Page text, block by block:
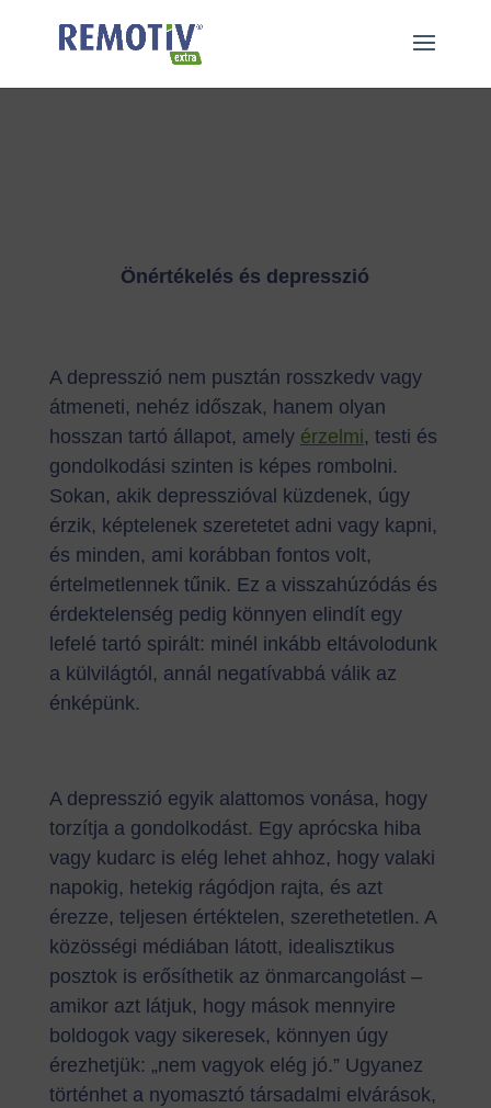
Önértékelés és depresszió
A depresszió nem pusztán rosszkedv vagy
átmeneti, nehéz időszak, hanem olyan
hosszan tartó állapot, amely érzelmi, testi és
gondolkodási szinten is képes rombolni.
Sokan, akik depresszióval küzdenek, úgy
érzik, képtelenek szeretetet adni vagy kapni,
és minden, ami korábban fontos volt,
értelmetlennek tűnik. Ez a visszahúzódás és
érdektelenség pedig könnyen elindít egy
lefelé tartó spirált: minél inkább eltávolodunk
a külvilágtól, annál negatívabbá válik az
énképünk.
A depresszió egyik alattomos vonása, hogy
torzítja a gondolkodást. Egy aprócska hiba
vagy kudarc is elég lehet ahhoz, hogy valaki
napokig, hetekig rágódjon rajta, és azt
érezze, teljesen értéktelen, szerethetetlen. A
közösségi médiában látott, idealisztikus
posztok is erősíthetik az önmarcangolást –
amikor azt látjuk, hogy mások mennyire
boldogok vagy sikeresek, könnyen úgy
érezhetjük: „nem vagyok elég jó.” Ugyanez
történhet a nyomasztó társadalmi elvárások,